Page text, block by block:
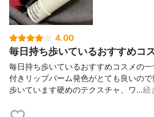
4.00
毎日持ち歩いているおすすめコ
毎日持ち歩いているおすすめコスメの
付きリップバーム発色がとても良いの
歩いています硬めのテクスチャ、ワ…続